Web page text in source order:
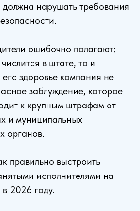
нарушать требования
ошибочно полагают:
в штате, то и
его здоровье компания не
заблуждение, которое
к крупным штрафам от
и муниципальных
органов.
правильно выстроить
исполнителями на
в 2026 году.